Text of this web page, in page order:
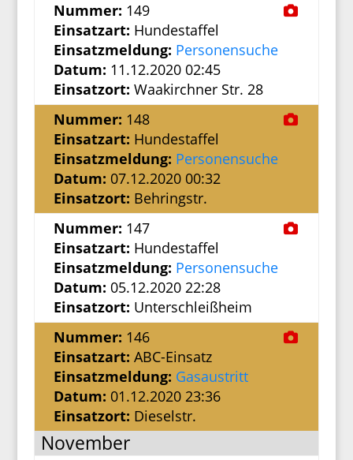
Nummer: 149
Einsatzart: Hundestaffel
Einsatzmeldung: Personensuche
Datum: 11.12.2020 02:45
Einsatzort: Waakirchner Str. 28
Nummer: 148
Einsatzart: Hundestaffel
Einsatzmeldung: Personensuche
Datum: 07.12.2020 00:32
Einsatzort: Behringstr.
Nummer: 147
Einsatzart: Hundestaffel
Einsatzmeldung: Personensuche
Datum: 05.12.2020 22:28
Einsatzort: Unterschleißheim
Nummer: 146
Einsatzart: ABC-Einsatz
Einsatzmeldung: Gasaustritt
Datum: 01.12.2020 23:36
Einsatzort: Dieselstr.
November